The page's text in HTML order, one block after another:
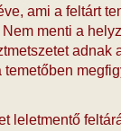
ami a feltárt
menti a
adnak
leletmentő